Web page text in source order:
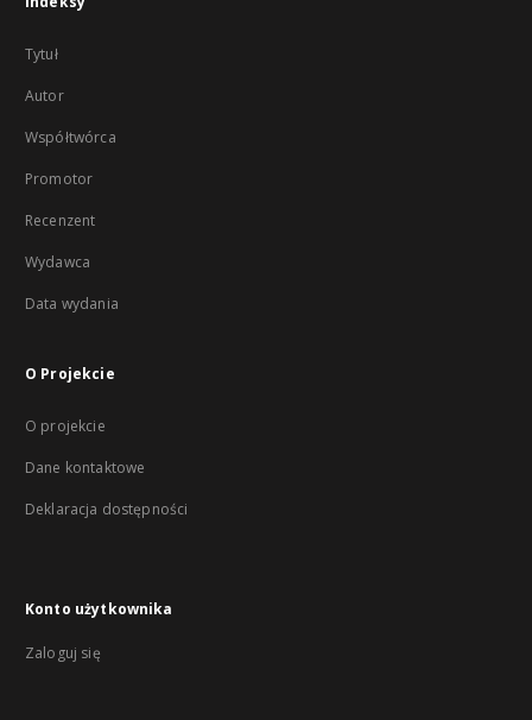
Tytuł
Autor
Współtwórca
Promotor
Recenzent
Wydawca
Data wydania
O Projekcie
O projekcie
Dane kontaktowe
Deklaracja dostępności
Konto użytkownika
Zaloguj się